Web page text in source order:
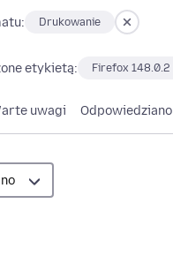
Drukowanie
etykietą: Firefox 148.0.2
uwagi Odpowiedziano